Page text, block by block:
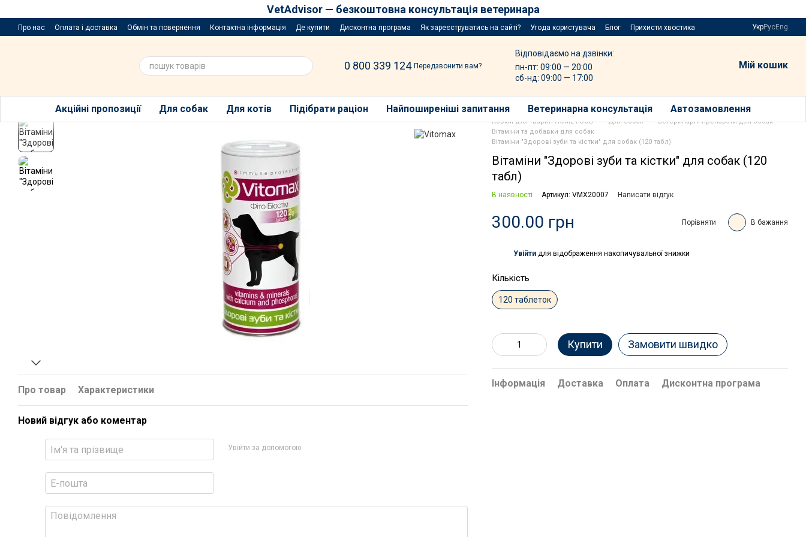
VetAdvisor — безкоштовна консультація ветеринара
Про нас Оплата і доставка Обмін та повернення Контактна інформація Де купити Дисконтна програма Як зареєструватись на сайті? Угода користувача Блог
Прихисти хвостика
УкрРусEng
0 800 339 124 Передзвонити вам?
Відповідаємо на дзвінки:
пн-пт: 09:00 — 20:00
сб-нд: 09:00 — 17:00
Мій кошик
Акційні пропозиції Для собак Для котів Підібрати раціон Найпоширеніші запитання Ветеринарна консультація Автозамовлення
Про товар Характеристики
Новий відгук або коментар
Увійти за допомогою
Корми для тварин HOME FOOD Для собак
Ветеринарні препарати для собак
Вітаміни та добавки для собак
Вітаміни "Здорові зуби та кістки" для собак (120 табл)
Вітаміни "Здорові зуби та кістки" для собак (120
табл)
В наявності Артикул: VMX20007 Написати відгук
300.00 грн Порівняти В бажання
Увійти для відображення накопичувальної знижки
Кількість
120 таблеток
Купити Замовити швидко
Інформація Доставка Оплата Дисконтна програма